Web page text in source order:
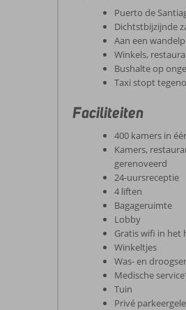
Puerto de
Dichtstbijzijnde
Aan een
Winkels,
Bushalte op
Taxi stopt
Faciliteiten
400 kamers in
Kamers,
gerenoveerd
24-uursreceptie
4 liften
Bagageruimte
Lobby
Gratis wifi in het
Winkeltjes
Was- en
Medische
Tuin
Privé